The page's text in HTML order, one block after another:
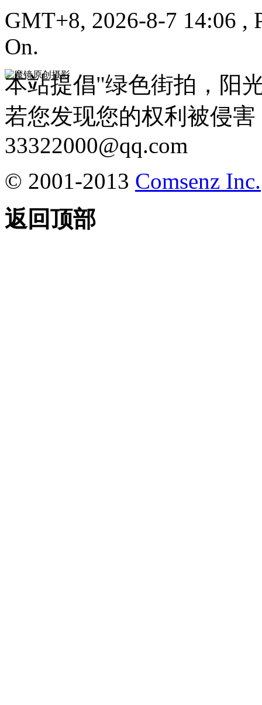
GMT+8, 2026-8-7 14:06 ,
On.
本站提倡"绿色街拍，阳
若您发现您的权利被侵
33322000@qq.com
© 2001-2013 Comsenz Inc.
返回顶部